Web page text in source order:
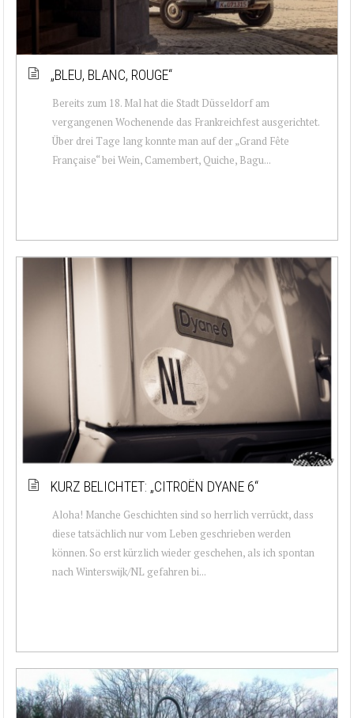
„BLEU, BLANC, ROUGE“
Bereits zum 18. Mal hat die Stadt Düsseldorf am
vergangenen Wochenende das Frankreichfest ausgerichtet.
Über drei Tage lang konnte man auf der „Grand Fête
Française“ bei Wein, Camembert, Quiche, Bagu...
KURZ BELICHTET: „CITROËN DYANE 6“
Aloha! Manche Geschichten sind so herrlich verrückt, dass
diese tatsächlich nur vom Leben geschrieben werden
können. So erst kürzlich wieder geschehen, als ich spontan
nach Winterswijk/NL gefahren bi...